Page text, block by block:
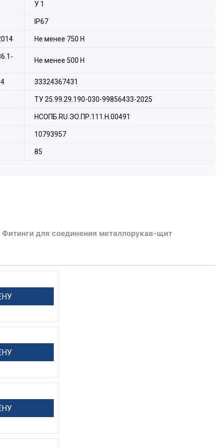
У 1
IP67
Не менее 750 H
Не менее 500 Н
33324367431
ТУ 25.99.29.190-030-99856433-2025
НСОПБ.RU.ЭО.ПР.111.Н.00491
10793957
85
Фитинги для соединения металлорукав-щит